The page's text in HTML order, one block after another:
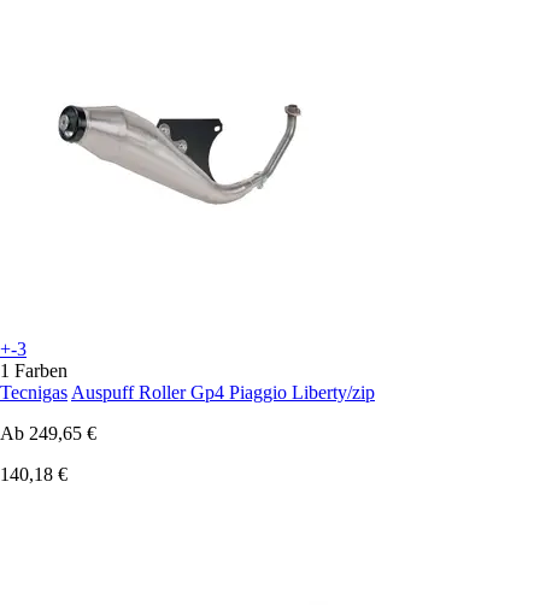
+-3
1 Farben
Tecnigas Auspuff Roller Gp4 Piaggio Liberty/zip
Ab 249,65 €
140,18 €